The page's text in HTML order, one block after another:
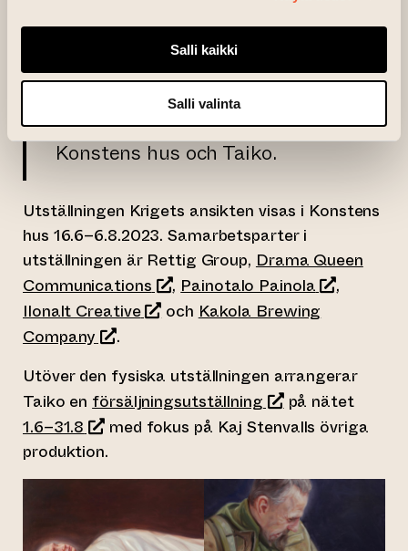
Salli kaikki
Salli valinta
besökare. Det är en glädje att få
presentera denna helhet för
allmänheten, säger Jere
Pensikkala och Patrik Edman,
verkställande direktörer för
Konstens hus och Taiko.
Utställningen Krigets ansikten visas i Konstens
hus 16.6–6.8.2023. Samarbetsparter i
utställningen är Rettig Group, Drama Queen
Communications(leder till annan webbtjänst)
, Painotalo Painola(leder till
,
Ilonalt Creative(leder till annan webbtjänst)
och Kakola Brewing
Company (leder till annan webbtjänst)
.
Utöver den fysiska utställningen arrangerar
Taiko en försäljningsutställning(leder till annan
på nätet
1.6–31.8
med fokus på Kaj Stenvalls övriga
produktion.